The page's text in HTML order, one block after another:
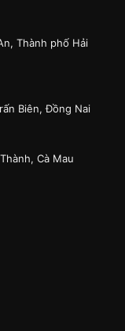
Thành phố Hải
Biên, Đồng Nai
Cà Mau